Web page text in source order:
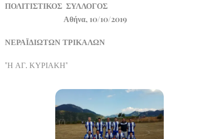
ΠΟΛΙΤΙΣΤΙΚΟΣ ΣΥΛΛΟΓΟΣ
Αθήνα, 10/10/2019
ΝΕΡΑΪΔΙΩΤΩΝ ΤΡΙΚΑΛΩΝ
"Η ΑΓ. ΚΥΡΙΑΚΗ"